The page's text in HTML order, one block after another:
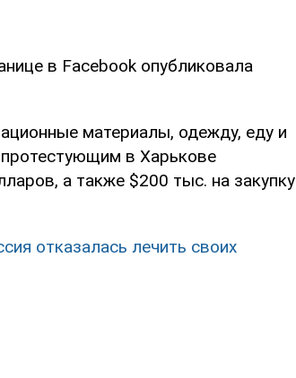
в Facebook опубликовала
материалы, одежду, еду и
в Харькове
а также $200 тыс. на закупку
отказалась лечить своих